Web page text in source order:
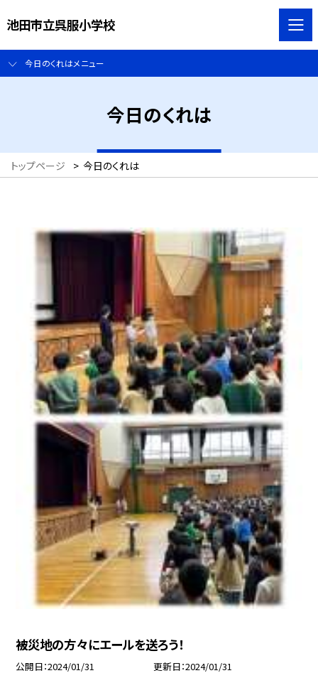
池田市立呉服小学校
今日のくれはメニュー
今日のくれは
トップページ > 今日のくれは
被災地の方々にエールを送ろう！
公開日 2024/01/31 更新日 2024/01/31